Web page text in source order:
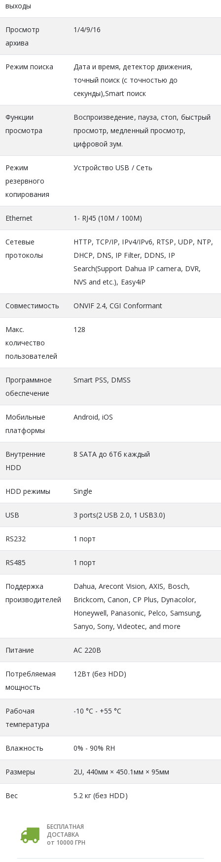
выходы
Просмотр
архива
1/4/9/16
Режим поиска
Дата и время, детектор движения,
точный поиск (с точностью до
секунды),Smart поиск
Функции
просмотра
Воспроизведение, пауза, стоп, быстрый
просмотр, медленный просмотр,
цифровой зум.
Режим
резервного
копирования
Устройство USB / Сеть
Ethernet 1- RJ45 (10M / 100M)
Сетевые
протоколы
HTTP, TCP/IP, IPv4/IPv6, RTSP, UDP, NTP,
DHCP, DNS, IP Filter, DDNS, IP
Search(Support Dahua IP camera, DVR,
NVS and etc.), Easy4iP
Совместимость ONVIF 2.4, CGI Conformant
Макс.
количество
пользователей
128
Программное
обеспечение
Smart PSS, DMSS
Мобильные
платформы
Android, iOS
Внутренние
HDD
8 SATA до 6Тб каждый
HDD режимы Single
USB 3 ports(2 USB 2.0, 1 USB3.0)
RS232 1 порт
RS485 1 порт
Поддержка
производителей
Dahua, Arecont Vision, AXIS, Bosch,
Brickcom, Canon, CP Plus, Dynacolor,
Honeywell, Panasonic, Pelco, Samsung,
Sanyo, Sony, Videotec, and more
Питание AC 220В
Потребляемая
мощность
12Вт (без HDD)
Рабочая
температура
-10 °C - +55 °C
Влажность 0% - 90% RH
Размеры 2U, 440мм × 450.1мм × 95мм
Вес 5.2 кг (без HDD)
БЕСПЛАТНАЯ
ДОСТАВКА
от 10000 ГРН